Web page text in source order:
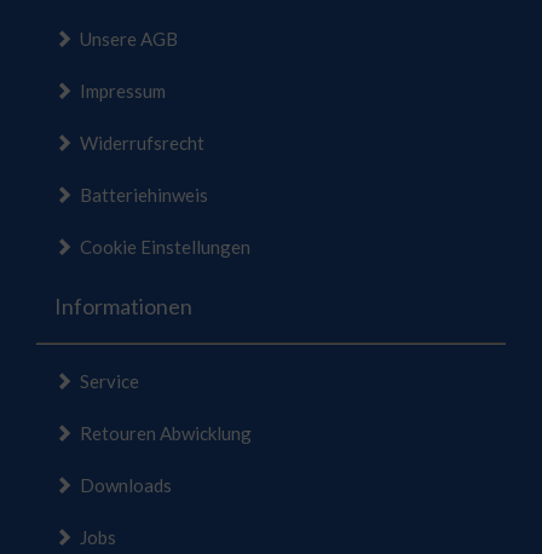
Unsere AGB
Impressum
Widerrufsrecht
Batteriehinweis
Cookie Einstellungen
Informationen
Service
Retouren Abwicklung
Downloads
Jobs